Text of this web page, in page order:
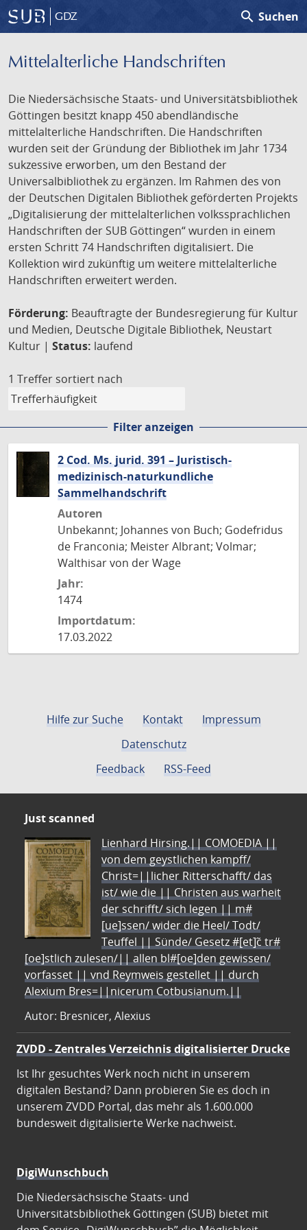
GDZ search Suchen
Mittelalterliche Handschriften
Die Niedersächsische Staats- und Universitätsbibliothek
Göttingen besitzt knapp 450 abendländische
mittelalterliche Handschriften. Die Handschriften
wurden seit der Gründung der Bibliothek im Jahr 1734
sukzessive erworben, um den Bestand der
Universalbibliothek zu ergänzen. Im Rahmen des von
der Deutschen Digitalen Bibliothek geförderten Projekts
„Digitalisierung der mittelalterlichen volkssprachlichen
Handschriften der SUB Göttingen“ wurden in einem
ersten Schritt 74 Handschriften digitalisiert. Die
Kollektion wird zukünftig um weitere mittelalterliche
Handschriften erweitert werden.
Förderung: Beauftragte der Bundesregierung für Kultur
und Medien, Deutsche Digitale Bibliothek, Neustart
Kultur | Status: laufend
1 Treffer sortiert nach
Filter anzeigen
2 Cod. Ms. jurid. 391 – Juristisch-
medizinisch-naturkundliche
Sammelhandschrift
Autoren
Unbekannt; Johannes von Buch; Godefridus
de Franconia; Meister Albrant; Volmar;
Walthisar von der Wage
Jahr:
1474
Importdatum:
17.03.2022
Hilfe zur Suche Kontakt
Impressum
Datenschutz
Feedback
RSS-Feed
Just scanned
Lienhard Hirsing.|| COMOEDIA ||
von dem geystlichen kampff/
Christ=||licher Ritterschafft/ das
ist/ wie die || Christen aus warheit
der schrifft/ sich legen || m#
[ue]ssen/ wider die Heel/ Todt/
Teuffel || Sünde/ Gesetz #[et]c̃ tr#
[oe]stlich zulesen/|| allen bl#[oe]den gewissen/
vorfasset || vnd Reymweis gestellet || durch
Alexium Bres=||nicerum Cotbusianum.||
Autor: Bresnicer, Alexius
ZVDD - Zentrales Verzeichnis digitalisierter Drucke
Ist Ihr gesuchtes Werk noch nicht in unserem
digitalen Bestand? Dann probieren Sie es doch in
unserem ZVDD Portal, das mehr als 1.600.000
bundesweit digitalisierte Werke nachweist.
DigiWunschbuch
Die Niedersächsische Staats- und
Universitätsbibliothek Göttingen (SUB) bietet mit